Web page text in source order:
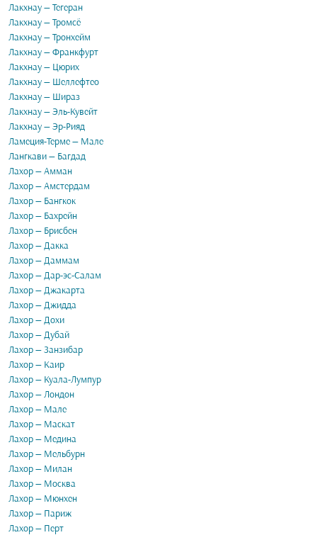
Лакхнау — Тегеран
Лакхнау — Тромсё
Лакхнау — Тронхейм
Лакхнау — Франкфурт
Лакхнау — Цюрих
Лакхнау — Шеллефтео
Лакхнау — Шираз
Лакхнау — Эль-Кувейт
Лакхнау — Эр-Рияд
Ламеция-Терме — Мале
Лангкави — Багдад
Лахор — Амман
Лахор — Амстердам
Лахор — Бангкок
Лахор — Бахрейн
Лахор — Брисбен
Лахор — Дакка
Лахор — Даммам
Лахор — Дар-эс-Салам
Лахор — Джакарта
Лахор — Джидда
Лахор — Дохи
Лахор — Дубай
Лахор — Занзибар
Лахор — Каир
Лахор — Куала-Лумпур
Лахор — Лондон
Лахор — Мале
Лахор — Маскат
Лахор — Медина
Лахор — Мельбурн
Лахор — Милан
Лахор — Москва
Лахор — Мюнхен
Лахор — Париж
Лахор — Перт